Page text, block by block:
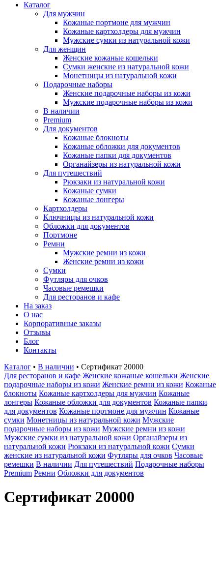
Каталог
Для мужчин
Кожаные портмоне для мужчин
Кожаные картхолдеры для мужчин
Мужские сумки из натуральной кожи
Для женщин
Женские кожаные кошельки
Сумки женские из натуральной кожи
Монетницы из натуральной кожи
Подарочные наборы
Женские подарочные наборы из кожи
Мужские подарочные наборы из кожи
В наличии
Premium
Для документов
Кожаные блокноты
Кожаные обложки для документов
Кожаные папки для документов
Органайзеры из натуральной кожи
Для путешествий
Рюкзаки из натуральной кожи
Кожаные сумки
Кожаные лонгеры
Картхолдеры
Ключницы из натуральной кожи
Обложки для документов
Портмоне
Ремни
Мужские ремни из кожи
Женские ремни из кожи
Сумки
Футляры для очков
Часовые ремешки
Для ресторанов и кафе
На заказ
О нас
Корпоративные заказы
Отзывы
Блог
Контакты
Каталог • В наличии • Сертификат 20000
Для ресторанов и кафе Женские кожаные кошельки Женские
подарочные наборы из кожи Женские ремни из кожи Кожаные
блокноты Кожаные картхолдеры для мужчин Кожаные
лонгеры Кожаные обложки для документов Кожаные папки
для документов Кожаные портмоне для мужчин Кожаные
сумки Монетницы из натуральной кожи Мужские
подарочные наборы из кожи Мужские ремни из кожи
Мужские сумки из натуральной кожи Органайзеры из
натуральной кожи Рюкзаки из натуральной кожи Сумки
женские из натуральной кожи Футляры для очков Часовые
ремешки В наличии Для путешествий Подарочные наборы
Premium Ремни Обложки для документов
Сертификат 20000